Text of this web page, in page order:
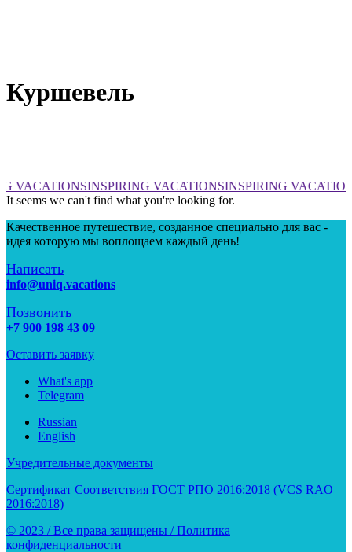
Куршевель
VACATIONSINSPIRING VACATIONSINSPIRING
It seems we can't find what you're looking for.
Качественное путешествие, созданное специально для вас -
идея которую мы воплощаем каждый день!
Написать
info@uniq.vacations
Позвонить
+7 900 198 43 09
Оставить заявку
What's app
Telegram
Russian
English
Учредительные документы
Сертификат Соответствия ГОСТ РПО 2016:2018 (VCS RAO
2016:2018)
© 2023 / Все права защищены / Политика
конфиденциальности